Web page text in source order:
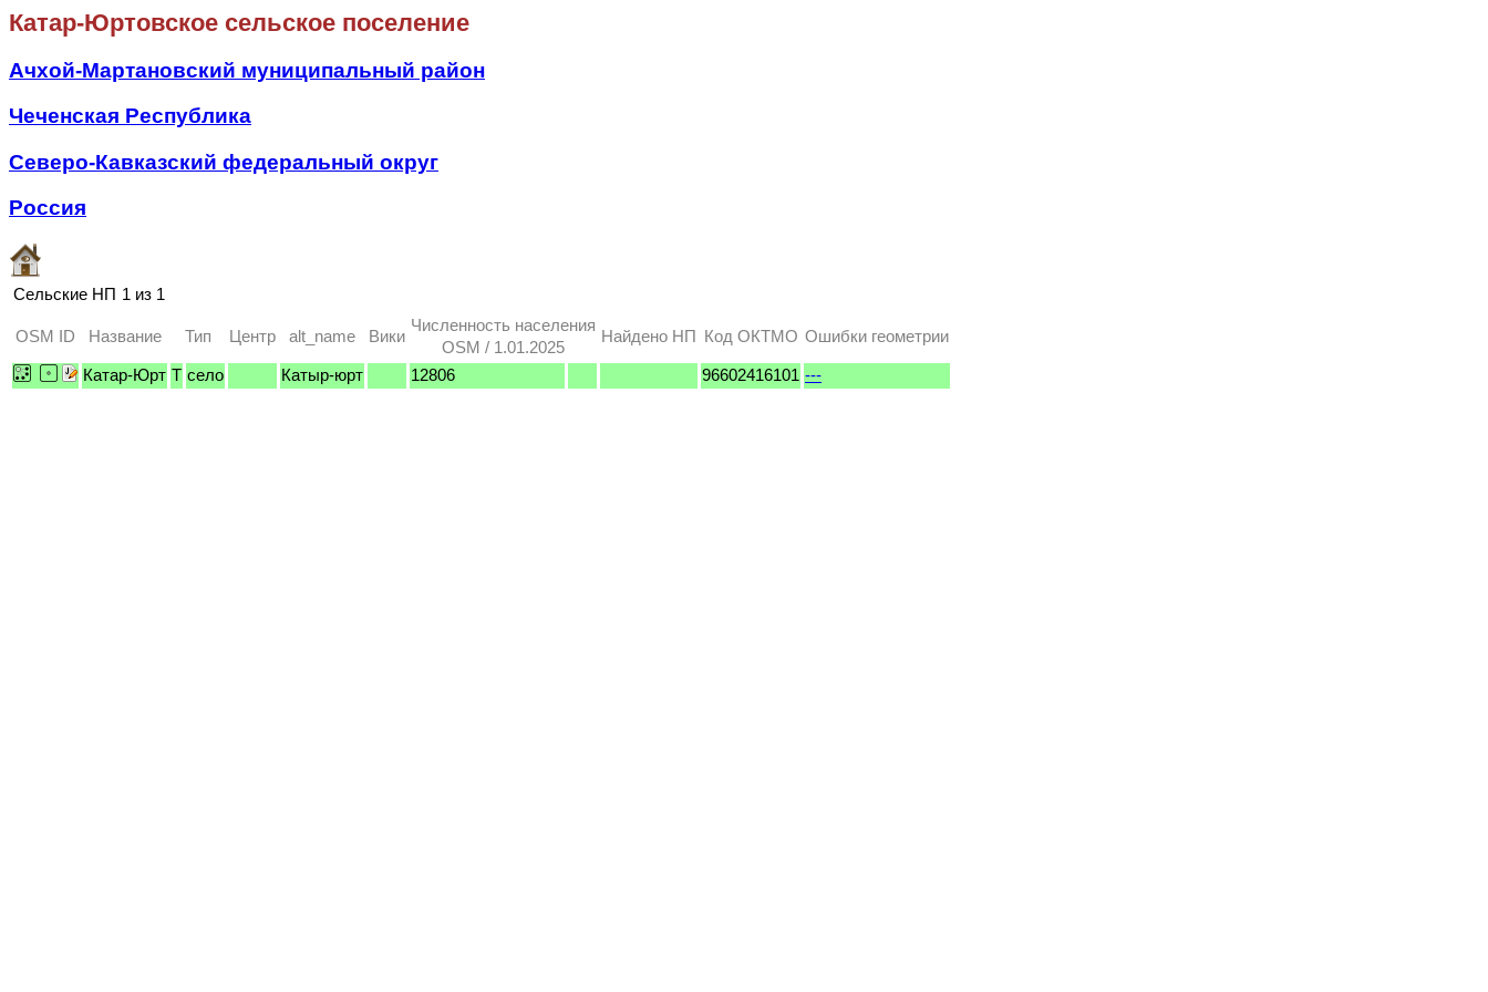
Катар-Юртовское сельское поселение
Ачхой-Мартановский муниципальный район
Чеченская Республика
Северо-Кавказский федеральный округ
Россия
Сельские НП 1 из 1
OSM ID Название Тип Центр alt_name Вики
Численность населения
OSM / 1.01.2025
Найдено НП Код ОКТМО Ошибки геометрии
Катар-Юрт T село Катыр-юрт 12806 96602416101 ---